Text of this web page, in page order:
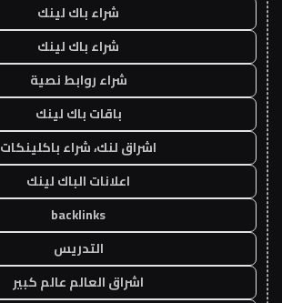
شراء باك لينك
شراء باك لينك
شراء روابط نصية
باقات باك لينك
اشراق لنك، شراء باكلينكات
اعلانات الباك لينك
backlinks
التدريس
اشراق العالم عالم كبير